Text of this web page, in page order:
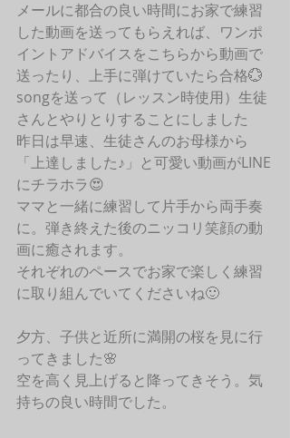
メールに都合の良い時間にお家で練習
した動画を送ってもらえれば、ワンポ
イントアドバイスをこちらから動画で
送ったり、上手に弾けていたら合格💮
songを送って（レッスン時使用）生徒
さんとやりとりすることにしました
昨日は早速、生徒さんのお母様から
「上達しました♪」と可愛い動画がLINE
にチラホラ😍
ママと一緒に練習して片手から両手奏
に。弾き終えた後のニッコリ笑顔の動
画に癒されます。
それぞれのペースでお家で楽しく練習
に取り組んでいてくださいね🙂
夕方、子供と近所に満開の桜を見に行
ってきました🌸
空を高く見上げると降ってきそう。気
持ちの良い時間でした。